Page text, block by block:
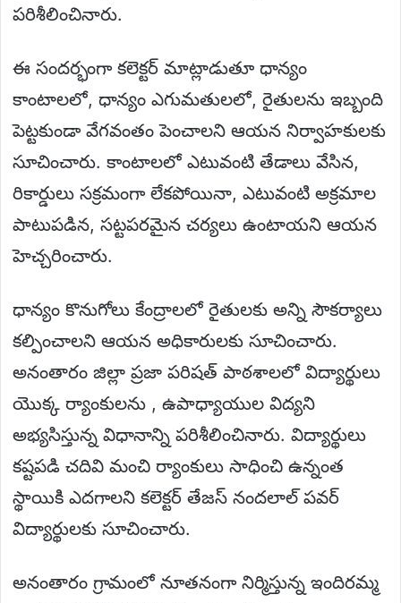
పరిశీలించినారు.
ఈ సందర్భంగా కలెక్టర్ మాట్లాడుతూ ధాన్యం
కాంటాలలో, ధాన్యం ఎగుమతులలో, రైతులను ఇబ్బంది
పెట్టకుండా వేగవంతం పెంచాలని ఆయన నిర్వాహకులకు
సూచించారు. కాంటాలలో ఎటువంటి తేడాలు వేసిన,
రికార్డులు సక్రమంగా లేకపోయినా, ఎటువంటి అక్రమాల
పాటుపడిన, సట్టపరమైన చర్యలు ఉంటాయని ఆయన
హెచ్చరించారు.
ధాన్యం కొనుగోలు కేంద్రాలలో రైతులకు అన్ని సౌకర్యాలు
కల్పించాలని ఆయన అధికారులకు సూచించారు.
అనంతారం జిల్లా ప్రజా పరిషత్ పాఠశాలలో విద్యార్థులు
యొక్క ర్యాంకులను , ఉపాధ్యాయుల విద్యని
అభ్యసిస్తున్న విధానాన్ని పరిశీలించినారు. విద్యార్థులు
కష్టపడి చదివి మంచి ర్యాంకులు సాధించి ఉన్నంత
స్థాయికి ఎదగాలని కలెక్టర్ తేజస్ నందలాల్ పవర్
విద్యార్థులకు సూచించారు.
అనంతారం గ్రామంలో నూతనంగా నిర్మిస్తున్న ఇందిరమ్మ